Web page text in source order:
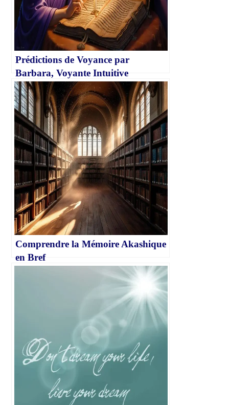
Prédictions de Voyance par
Barbara, Voyante Intuitive
Comprendre la Mémoire Akashique
en Bref